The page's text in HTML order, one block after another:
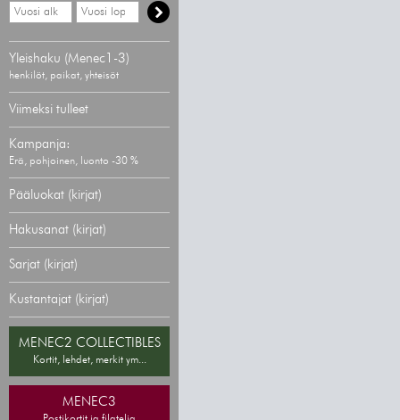
Hae
vähimmäisvuosi
Hae
enimmäisvuosi
Yleishaku (Menec1-3)
henkilöt, paikat, yhteisöt
Viimeksi tulleet
Kampanja:
Erä, pohjoinen, luonto -30 %
Pääluokat (kirjat)
Hakusanat (kirjat)
Sarjat (kirjat)
Kustantajat (kirjat)
MENEC2 COLLECTIBLES
Kortit, lehdet, merkit ym...
MENEC3